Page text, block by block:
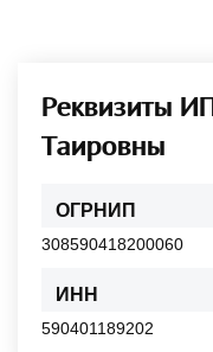
Реквизиты
Таировны
ОГРНИП
308590418200060
ИНН
590401189202